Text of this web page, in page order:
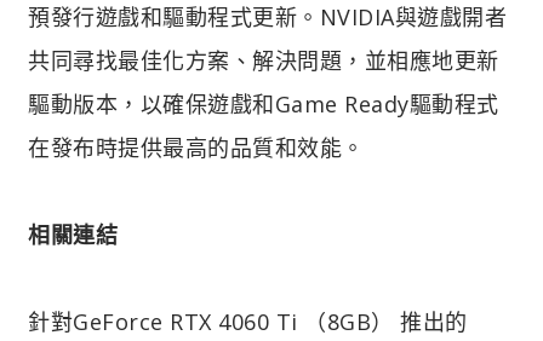
預發行遊戲和驅動程式更新。NVIDIA與遊戲開者
共同尋找最佳化方案、解決問題，並相應地更新
驅動版本，以確保遊戲和Game Ready驅動程式
在發布時提供最高的品質和效能。
相關連結
針對GeForce RTX 4060 Ti （8GB） 推出的